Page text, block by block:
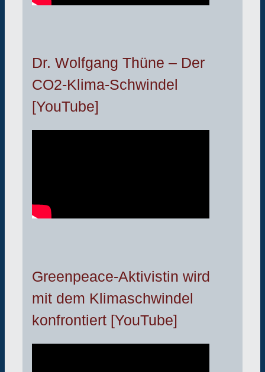
Dr. Wolfgang Thüne – Der
CO2-Klima-Schwindel
[YouTube]
Greenpeace-Aktivistin wird
mit dem Klimaschwindel
konfrontiert [YouTube]